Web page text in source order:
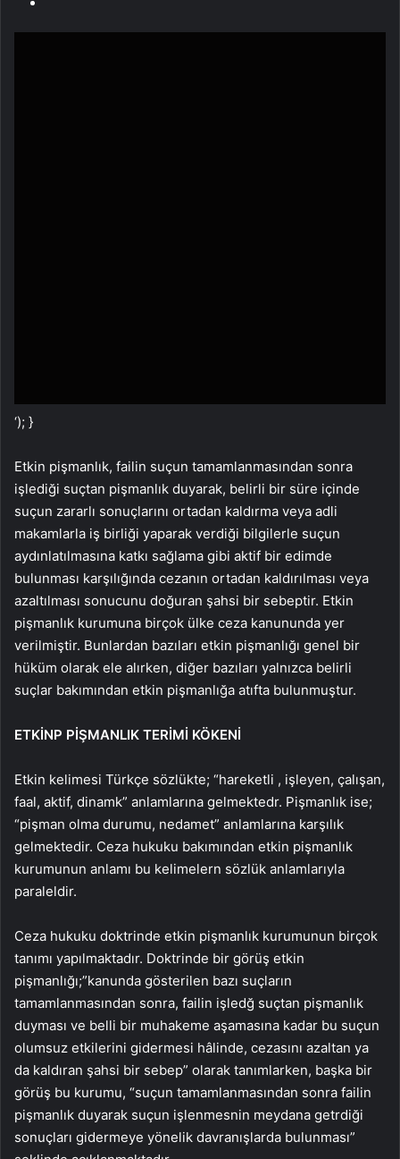
‘); }
Etkin pişmanlık, failin suçun tamamlanmasından sonra
işlediği suçtan pişmanlık duyarak, belirli bir süre içinde
suçun zararlı sonuçlarını ortadan kaldırma veya adli
makamlarla iş birliği yaparak verdiği bilgilerle suçun
aydınlatılmasına katkı sağlama gibi aktif bir edimde
bulunması karşılığında cezanın ortadan kaldırılması veya
azaltılması sonucunu doğuran şahsi bir sebeptir. Etkin
pişmanlık kurumuna birçok ülke ceza kanununda yer
verilmiştir. Bunlardan bazıları etkin pişmanlığı genel bir
hüküm olarak ele alırken, diğer bazıları yalnızca belirli
suçlar bakımından etkin pişmanlığa atıfta bulunmuştur.
ETKİNP PİŞMANLIK TERİMİ KÖKENİ
Etkin kelimesi Türkçe sözlükte; “hareketli , işleyen, çalışan,
faal, aktif, dinamk” anlamlarına gelmektedr. Pişmanlık ise;
“pişman olma durumu, nedamet” anlamlarına karşılık
gelmektedir. Ceza hukuku bakımından etkin pişmanlık
kurumunun anlamı bu kelimelern sözlük anlamlarıyla
paraleldir.
Ceza hukuku doktrinde etkin pişmanlık kurumunun birçok
tanımı yapılmaktadır. Doktrinde bir görüş etkin
pişmanlığı;”kanunda gösterilen bazı suçların
tamamlanmasından sonra, failin işledğ suçtan pişmanlık
duyması ve belli bir muhakeme aşamasına kadar bu suçun
olumsuz etkilerini gidermesi hâlinde, cezasını azaltan ya
da kaldıran şahsi bir sebep” olarak tanımlarken, başka bir
görüş bu kurumu, “suçun tamamlanmasından sonra failin
pişmanlık duyarak suçun işlenmesnin meydana getrdiği
sonuçları gidermeye yönelik davranışlarda bulunması”